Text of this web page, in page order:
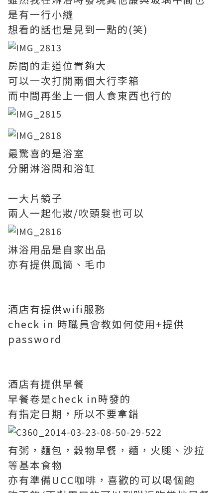
是有一行小縫
想看的話也是見到一點的(笑)
房間的走道位置夠大
可以一次打開兩個大行李箱
而中間再坐上一個人食東西也行的
最驚喜的是浴室
分開淋浴間和浴缸
一大片鏡子
兩人一起化妝/吹頭髮也可以
淋浴用品是自家出品
亦有提供風筒、毛巾
酒店有提供wifi服務
check in 時職員會教如何使用+提供
password
酒店有提供早餐
早餐卷是check in時發的
有指定日期，所以不要拿錯
有粥，麵包，穀物早餐，麵，火腿、沙拉
等基本食物
亦有準備UCC咖啡，喜歡的可以喝個飽